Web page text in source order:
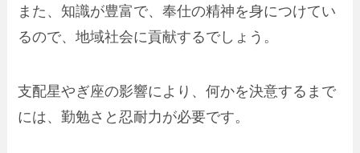
また、知識が豊富で、奉仕の精神を身につけてい
るので、地域社会に貢献するでしょう。
支配星やぎ座の影響により、何かを決意するまで
には、勤勉さと忍耐力が必要です。